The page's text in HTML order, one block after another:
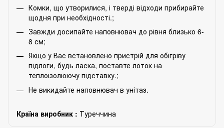
Комки, що утворилися, і тверді відходи прибирайте
щодня при необхідності.;
Завжди досипайте наповнювач до рівня близько 6-
8 см;
Якщо у Вас встановлено пристрій для обігріву
підлоги, будь ласка, поставте лоток на
теплоізолюючу підставку.;
Не викидайте наповнювач в унітаз.
Країна виробник : Туреччина